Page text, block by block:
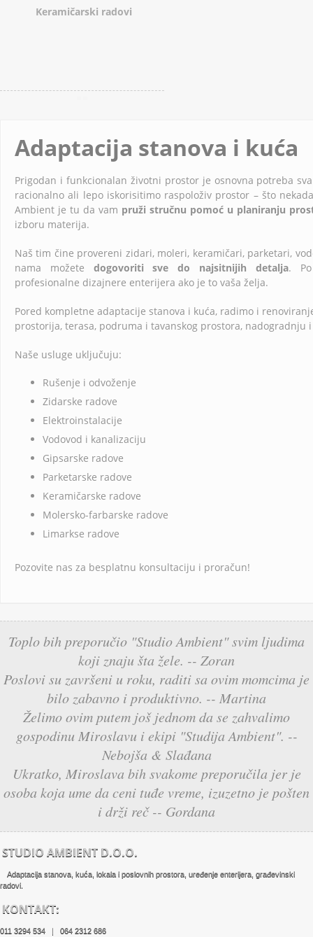
Keramičarski radovi
Adaptacija stanova i kuća
Prigodan i funkcionalan životni prostor je osnovna potreba
racionalno ali lepo iskorisitimo raspoloživ prostor – što
Ambient je tu da vam pruži stručnu pomoć u planiranju
izboru materija.
Naš tim čine provereni zidari, moleri, keramičari, parketari,
nama možete dogovoriti sve do najsitnijih detalja.
profesionalne dizajnere enterijera ako je to vaša želja.
Pored kompletne adaptacije stanova i kuća, radimo i
prostorija, terasa, podruma i tavanskog prostora, nadogradnju
Naše usluge uključuju:
Rušenje i odvoženje
Zidarske radove
Elektroinstalacije
Vodovod i kanalizaciju
Gipsarske radove
Parketarske radove
Keramičarske radove
Molersko-farbarske radove
Limarkse radove
Pozovite nas za besplatnu konsultaciju i proračun!
Toplo bih preporučio "Studio Ambient" svim ljudima
koji znaju šta žele. -- Zoran
Poslovi su završeni u roku, raditi sa ovim momcima je
bilo zabavno i produktivno. -- Martina
Želimo ovim putem još jednom da se zahvalimo
gospodinu Miroslavu i ekipi "Studija Ambient". --
Nebojša & Slađana
Ukratko, Miroslava bih svakome preporučila jer je
osoba koja ume da ceni tuđe vreme, izuzetno je pošten
i drži reč -- Gordana
STUDIO AMBIENT D.O.O.
Adaptacija stanova, kuća, lokala i poslovnih prostora, uređenje enterijera, građevinski
radovi.
KONTAKT:
011 3294 534 | 064 2312 686